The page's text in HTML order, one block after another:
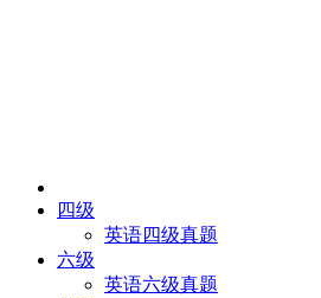
四级
英语四级真题
六级
英语六级真题